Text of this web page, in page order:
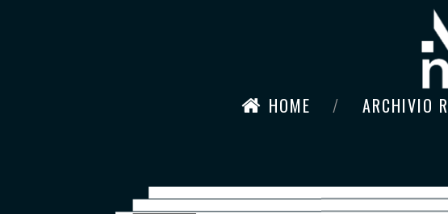
HOME ARCHIVIO